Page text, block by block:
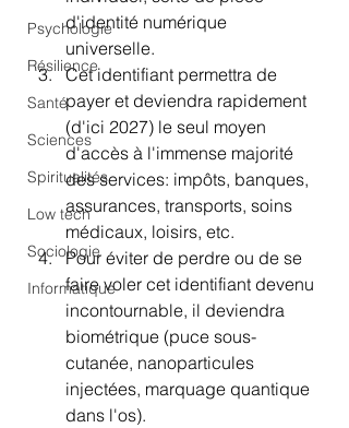
Psychologie
Résilience
Santé
Sciences
Spiritualités
Low tech
Sociologie
Informatique
d'identité numérique
universelle.
Cet identifiant permettra de
payer et deviendra rapidement
(d'ici 2027) le seul moyen
d'accès à l'immense majorité
des services: impôts, banques,
assurances, transports, soins
médicaux, loisirs, etc.
Pour éviter de perdre ou de se
faire voler cet identifiant devenu
incontournable, il deviendra
biométrique (puce sous-
cutanée, nanoparticules
injectées, marquage quantique
dans l'os).